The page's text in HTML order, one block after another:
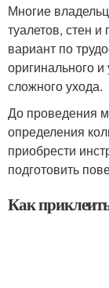
Многие
туалетов, стен
вариант по
оригинального
сложного ухода.
До проведения
определения
приобрести
подготовить
Как